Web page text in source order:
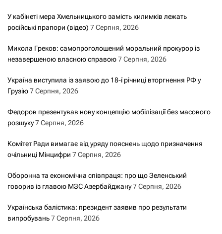
У кабінеті мера Хмельницького замість килимків лежать
російські прапори (відео) 7 Серпня, 2026
Микола Греков: самопроголошений моральний прокурор із
незавершеною власною справою7 Серпня, 2026
Україна виступила із заявою до 18-ї річниці вторгнення РФ у
Грузію7 Серпня, 2026
Федоров презентував нову концепцію мобілізації без масового
розшуку7 Серпня, 2026
Комітет Ради вимагає від уряду пояснень щодо призначення
очільниці Мінцифри 7 Серпня, 2026
Оборонна та економічна співпраця: про що Зеленський
говорив із главою МЗС Азербайджану7 Серпня, 2026
Українська балістика: президент заявив про результати
випробувань7 Серпня, 2026